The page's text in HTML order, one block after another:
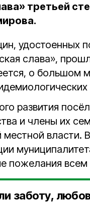
третьей
удостоенных
слава»,
о большом
развития
и члены их
местной
пожелания
заботу,